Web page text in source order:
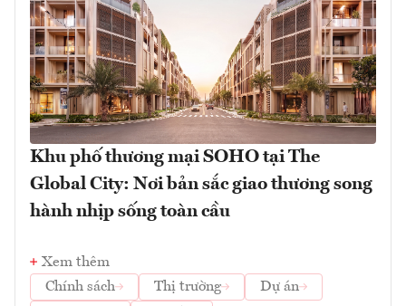
Khu phố thương mại SOHO tại The
Global City: Nơi bản sắc giao thương song
hành nhịp sống toàn cầu
Xem thêm
Chính sách
Thị trường
Dự án